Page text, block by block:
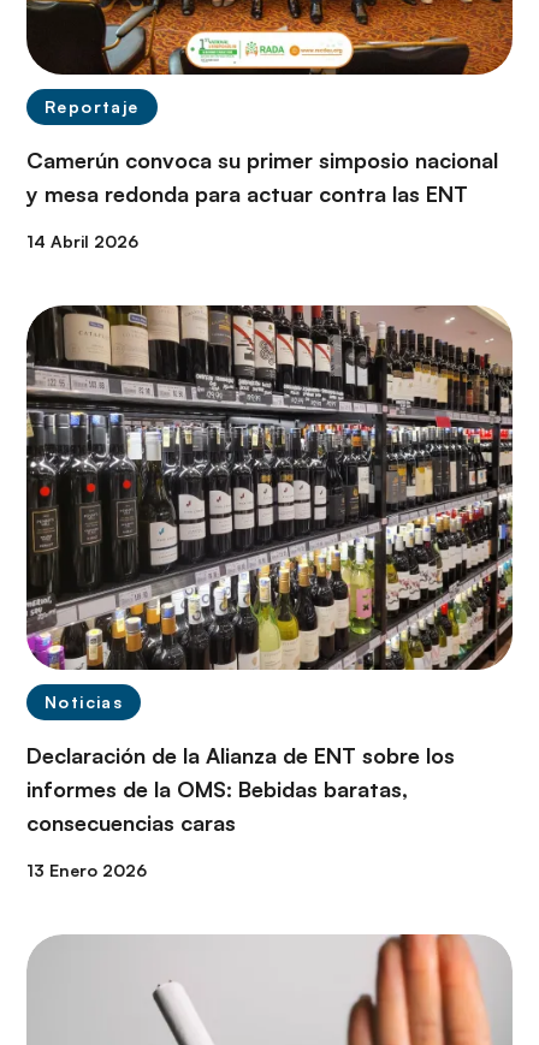
Reportaje
Camerún convoca su primer simposio nacional
y mesa redonda para actuar contra las ENT
14 Abril 2026
Noticias
Declaración de la Alianza de ENT sobre los
informes de la OMS: Bebidas baratas,
consecuencias caras
13 Enero 2026